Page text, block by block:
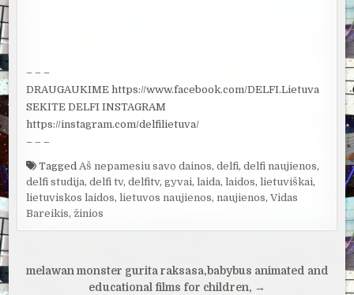
– – –
DRAUGAUKIME https://www.facebook.com/DELFI.Lietuva
SEKITE DELFI INSTAGRAM
https://instagram.com/delfilietuva/
– – –
TaggedAš nepamesiu savo dainos,delfi,delfi naujienos,
delfi studija,delfi tv,delfitv,gyvai,laida,laidos,lietuviškai,
lietuviskos laidos,lietuvos naujienos,naujienos,Vidas
Bareikis, žinios
Navigacija
melawan monster gurita raksasa,babybus animated and
educational films for children, →